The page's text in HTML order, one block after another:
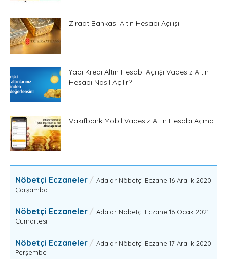
Ziraat Bankası Altın Hesabı Açılışı
Yapı Kredi Altın Hesabı Açılışı Vadesiz Altın
Hesabı Nasıl Açılır?
Vakıfbank Mobil Vadesiz Altın Hesabı Açma
Nöbetçi Eczaneler
Adalar Nöbetçi Eczane 16 Aralık 2020
Çarşamba
Nöbetçi Eczaneler
Adalar Nöbetçi Eczane 16 Ocak 2021
Cumartesi
Nöbetçi Eczaneler
Adalar Nöbetçi Eczane 17 Aralık 2020
Perşembe